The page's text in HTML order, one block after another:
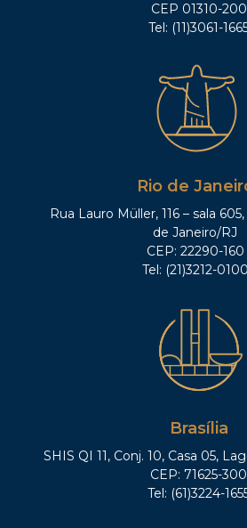
CEP 01310-200
Tel: (11)3061-
Rio de
Rua Lauro Müller, 116 – sala
de Janeiro/RJ
CEP: 22290-160
Tel: (21)3212-0100
Brasília
SHIS QI 11, Conj. 10, Casa 05,
CEP: 71625-300
Tel: (61)3224-